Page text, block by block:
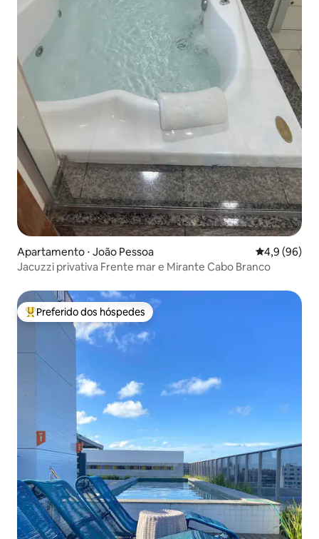
Apartamento ⋅ João Pessoa 4,9 de uma
4,9 (96)
Jacuzzi privativa Frente mar e Mirante Cabo Branco
Entre os melhores preferidos dos hóspedes
Preferido dos hóspedes